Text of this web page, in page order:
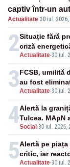
captiv într-un
Actualitate·30 iul. 2026,
2Actualitate-30 iul.
Situație fără
criză
3Actualitate-30 iul.
FCSB, umilită
au fost
4Social -30 iul. 2026,
Alertă la
Tulcea. MApN
5Actualitate-30 iul.
Alertă pe
critic, iar